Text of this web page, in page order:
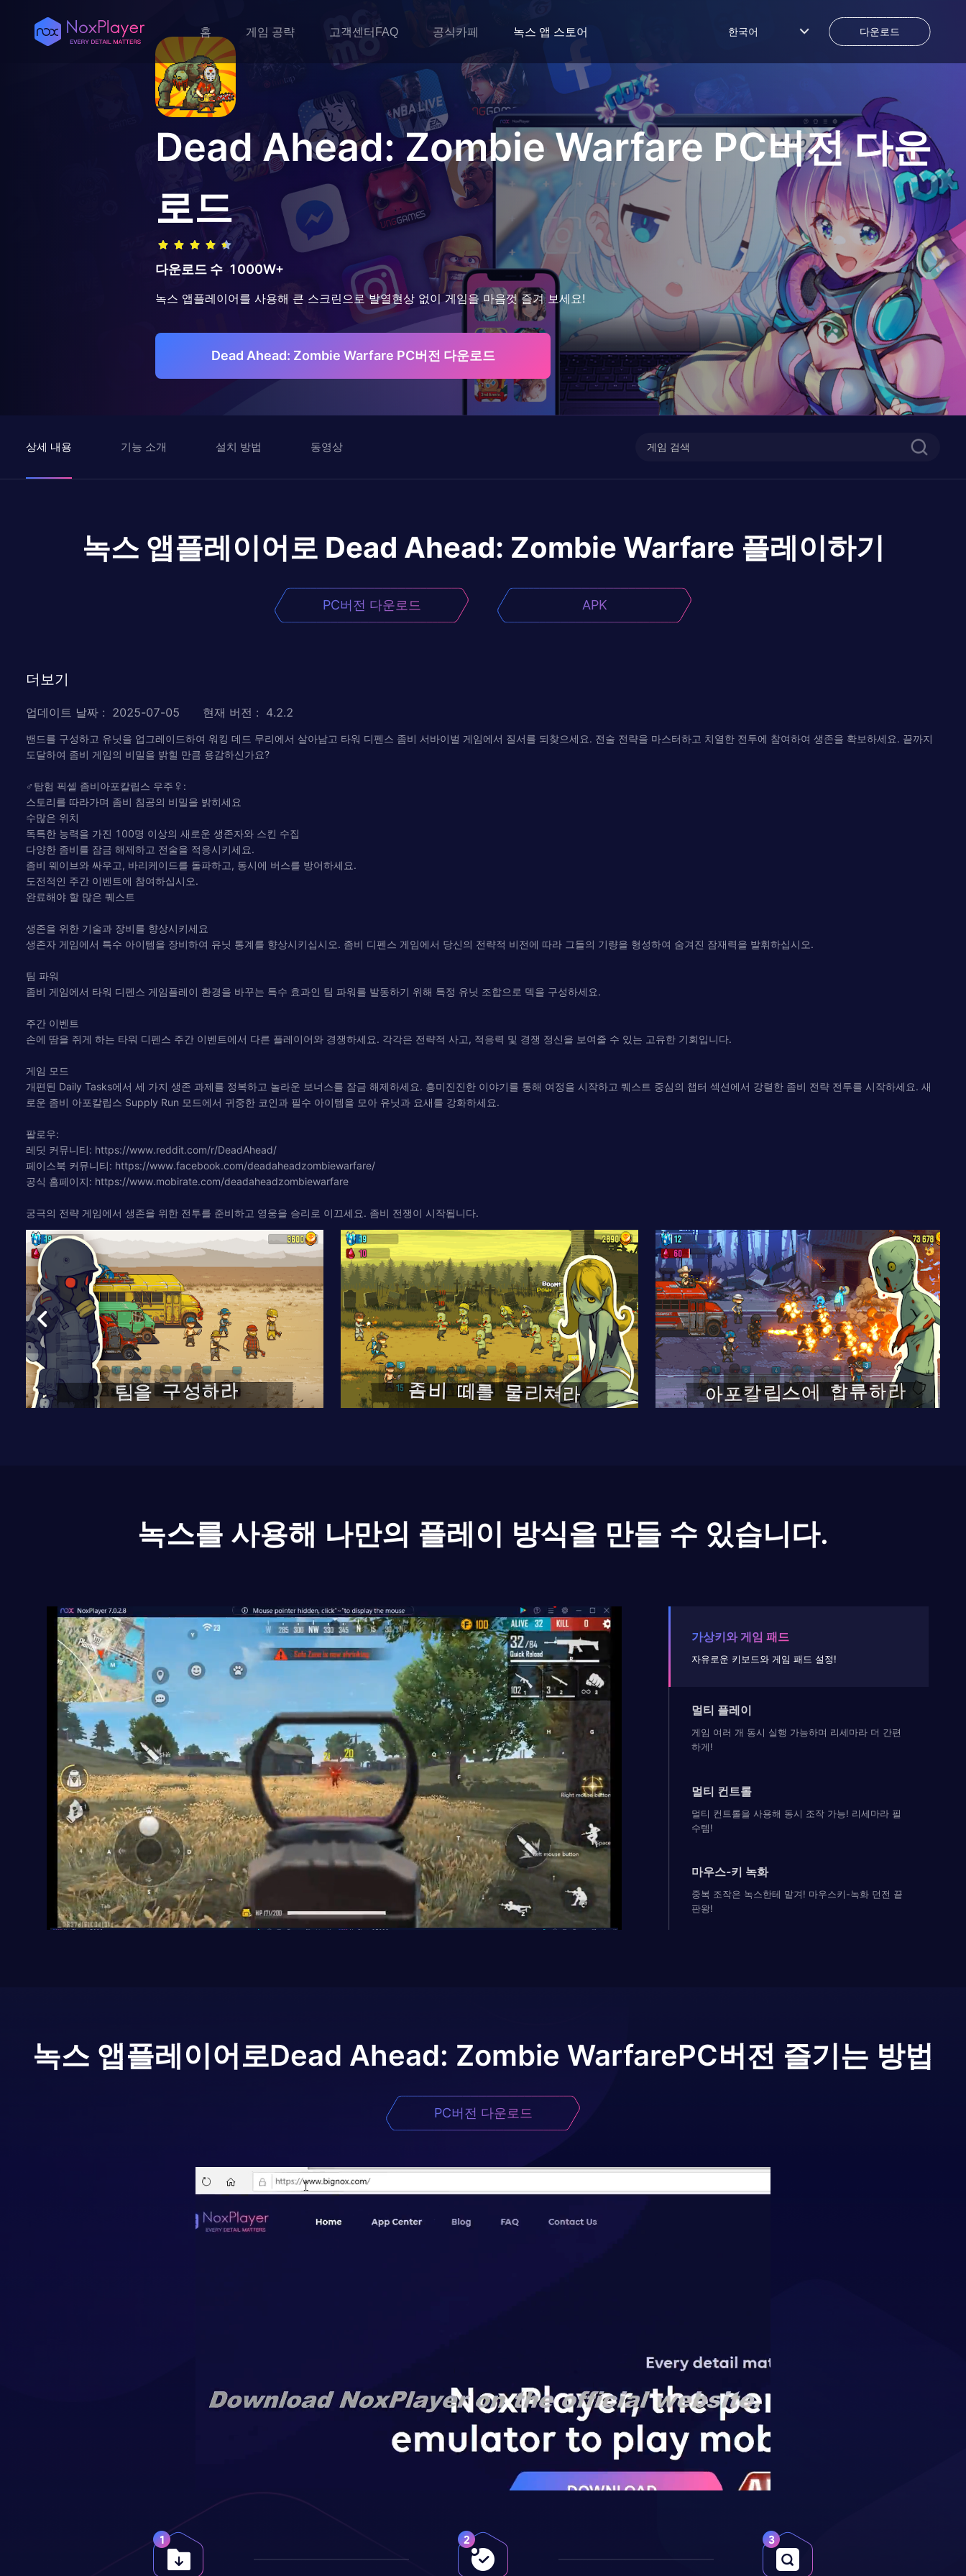
홈 게임 공략 고객센터FAQ 공식카페 녹스 앱 스토어 한국어 다운로드
Dead Ahead: Zombie Warfare PC버전 다운
로드
다운로드 수 1000W+
녹스 앱플레이어를 사용해 큰 스크린으로 발열현상 없이 게임을 마음껏 즐겨 보세요!
Dead Ahead: Zombie Warfare PC버전 다운로드
상세 내용 기능 소개 설치 방법 동영상
녹스 앱플레이어로 Dead Ahead: Zombie Warfare 플레이하기
PC버전 다운로드 APK
더보기
업데이트 날짜 : 2025-07-05 현재 버전 : 4.2.2
밴드를 구성하고 유닛을 업그레이드하여 워킹 데드 무리에서 살아남고 타워 디펜스 좀비 서바이벌 게임에서 질서를 되찾으세요. 전술 전략을 마스터하고 치열한 전투에 참여하여 생존을 확보하세요. 끝까지
도달하여 좀비 게임의 비밀을 밝힐 만큼 용감하신가요?
‍♂탐험 픽셀 좀비아포칼립스 우주‍♀:
스토리를 따라가며 좀비 침공의 비밀을 밝히세요
수많은 위치
독특한 능력을 가진 100명 이상의 새로운 생존자와 스킨 수집
다양한 좀비를 잠금 해제하고 전술을 적응시키세요.
좀비 웨이브와 싸우고, 바리케이드를 돌파하고, 동시에 버스를 방어하세요.
도전적인 주간 이벤트에 참여하십시오.
완료해야 할 많은 퀘스트
생존을 위한 기술과 장비를 향상시키세요
생존자 게임에서 특수 아이템을 장비하여 유닛 통계를 향상시키십시오. 좀비 디펜스 게임에서 당신의 전략적 비전에 따라 그들의 기량을 형성하여 숨겨진 잠재력을 발휘하십시오.
팀 파워
좀비 게임에서 타워 디펜스 게임플레이 환경을 바꾸는 특수 효과인 팀 파워를 발동하기 위해 특정 유닛 조합으로 덱을 구성하세요.
주간 이벤트
손에 땀을 쥐게 하는 타워 디펜스 주간 이벤트에서 다른 플레이어와 경쟁하세요. 각각은 전략적 사고, 적응력 및 경쟁 정신을 보여줄 수 있는 고유한 기회입니다.
게임 모드
개편된 Daily Tasks에서 세 가지 생존 과제를 정복하고 놀라운 보너스를 잠금 해제하세요. 흥미진진한 이야기를 통해 여정을 시작하고 퀘스트 중심의 챕터 섹션에서 강렬한 좀비 전략 전투를 시작하세요. 새
로운 좀비 아포칼립스 Supply Run 모드에서 귀중한 코인과 필수 아이템을 모아 유닛과 요새를 강화하세요.
팔로우:
레딧 커뮤니티: https://www.reddit.com/r/DeadAhead/
페이스북 커뮤니티: https://www.facebook.com/deadaheadzombiewarfare/
공식 홈페이지: https://www.mobirate.com/deadaheadzombiewarfare
궁극의 전략 게임에서 생존을 위한 전투를 준비하고 영웅을 승리로 이끄세요. 좀비 전쟁이 시작됩니다.
녹스를 사용해 나만의 플레이 방식을 만들 수 있습니다.
가상키와 게임 패드
자유로운 키보드와 게임 패드 설정!
멀티 플레이
게임 여러 개 동시 실행 가능하며 리세마라 더 간편
하게!
멀티 컨트롤
멀티 컨트롤을 사용해 동시 조작 가능! 리세마라 필
수템!
마우스-키 녹화
중복 조작은 녹스한테 맡겨! 마우스키-녹화 던전 끝
판왕!
녹스 앱플레이어로Dead Ahead: Zombie WarfarePC버전 즐기는 방법
PC버전 다운로드